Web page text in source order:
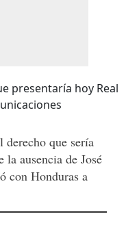
que sería
la ausencia de José
con Honduras a